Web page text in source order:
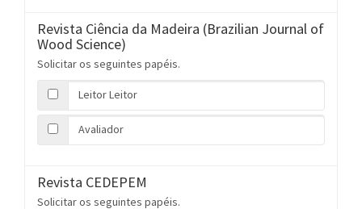
Revista Ciência da Madeira (Brazilian Journal of
Wood Science)
Solicitar os seguintes papéis.
Leitor Leitor
Avaliador
Revista CEDEPEM
Solicitar os seguintes papéis.